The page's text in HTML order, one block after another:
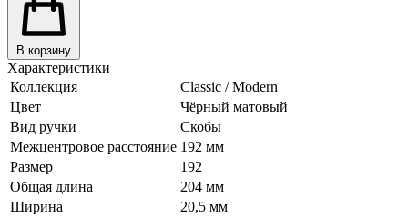
В корзину
Характеристики
Коллекция
Classic / Modern
Цвет
Чёрный матовый
Вид ручки
Скобы
Межцентровое расстояние 192 мм
Размер
192
Общая длина
204 мм
Ширина
20,5 мм